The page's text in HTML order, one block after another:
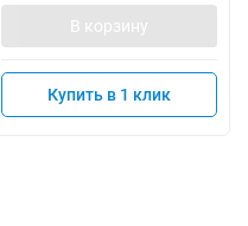
В корзину
Купить в 1 клик